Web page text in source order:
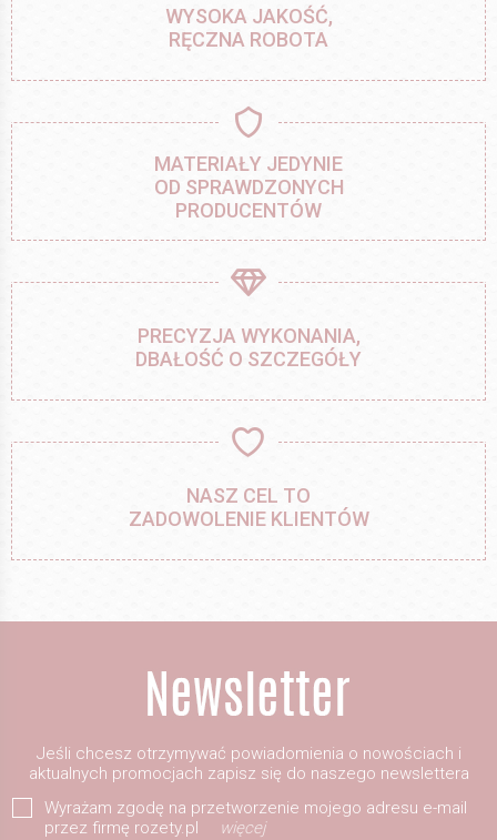
WYSOKA JAKOŚĆ,
RĘCZNA ROBOTA
MATERIAŁY JEDYNIE
OD SPRAWDZONYCH
PRODUCENTÓW
PRECYZJA WYKONANIA,
DBAŁOŚĆ O SZCZEGÓŁY
NASZ CEL TO
ZADOWOLENIE KLIENTÓW
Jeśli chcesz otrzymywać powiadomienia o nowościach i
aktualnych promocjach zapisz się do naszego newslettera
Wyrażam zgodę na przetworzenie mojego adresu e-mail
przez firmę rozety.pl
więcej